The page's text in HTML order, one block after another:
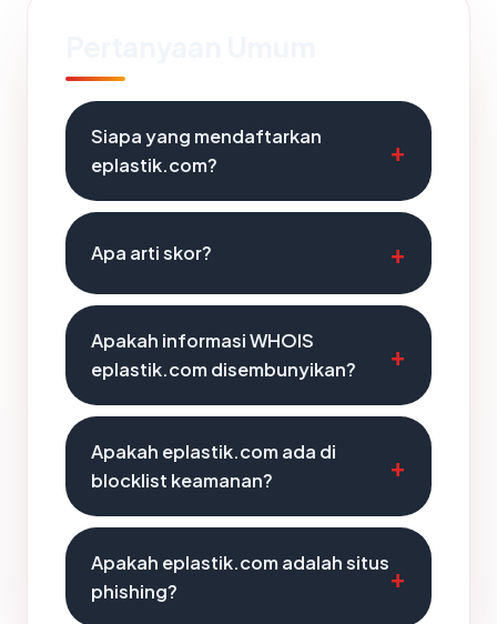
Siapa yang mendaftarkan
eplastik.com?
Apa arti skor?
Apakah informasi WHOIS
eplastik.com disembunyikan?
Apakah eplastik.com ada di
blocklist keamanan?
Apakah eplastik.com adalah situs
phishing?